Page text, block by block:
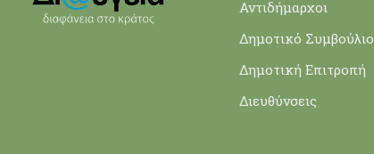
Αντιδήμαρχοι
Δημοτικό Συμβούλιο
Δημοτική Επιτροπή
Διευθύνσεις